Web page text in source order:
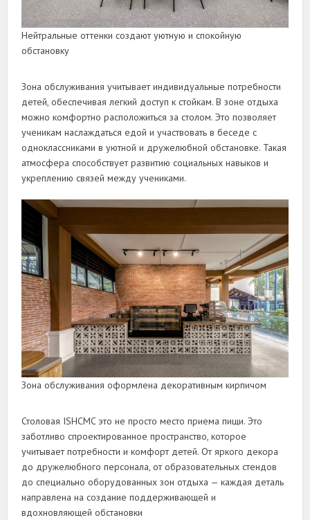
Нейтральные оттенки создают уютную и спокойную
обстановку
Зона обслуживания учитывает индивидуальные потребности
детей, обеспечивая легкий доступ к стойкам. В зоне отдыха
можно комфортно расположиться за столом. Это позволяет
ученикам наслаждаться едой и участвовать в беседе с
одноклассниками в уютной и дружелюбной обстановке. Такая
атмосфера способствует развитию социальных навыков и
укреплению связей между учениками.
Зона обслуживания оформлена декоративным кирпичом
Столовая ISHCMC это не просто место приема пищи. Это
заботливо спроектированное пространство, которое
учитывает потребности и комфорт детей. От яркого декора
до дружелюбного персонала, от образовательных стендов
до специально оборудованных зон отдыха — каждая деталь
направлена на создание поддерживающей и
вдохновляющей обстановки